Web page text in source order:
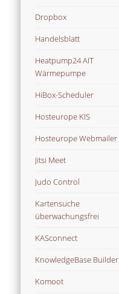
Dropbox
Handelsblatt
Heatpump24 AIT
Wärmepumpe
HiBox-Scheduler
Hosteurope KIS
Hosteurope Webmailer
Jitsi Meet
Judo Control
Kartensuche
überwachungsfrei
KASconnect
KnowledgeBase Builder
Komoot